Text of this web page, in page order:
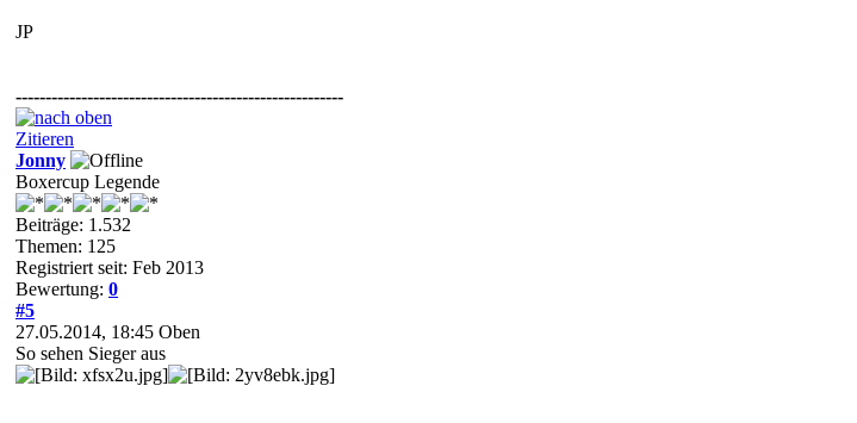
JP
-------------------------------------------------------
Zitieren
Jonny
Boxercup Legende
Beiträge: 1.532
Themen: 125
Registriert seit: Feb 2013
Bewertung: 0
#5
27.05.2014, 18:45 Oben
So sehen Sieger aus